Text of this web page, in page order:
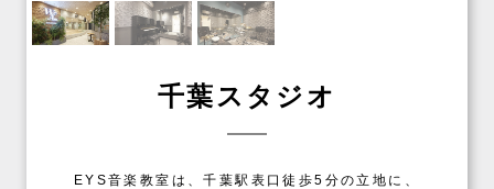
千葉スタジオ
EYS音楽教室は、千葉駅表口徒歩5分の立地に、